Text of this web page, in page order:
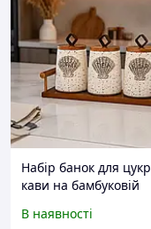
Набір банок для
кави на бамбуковій
В наявності